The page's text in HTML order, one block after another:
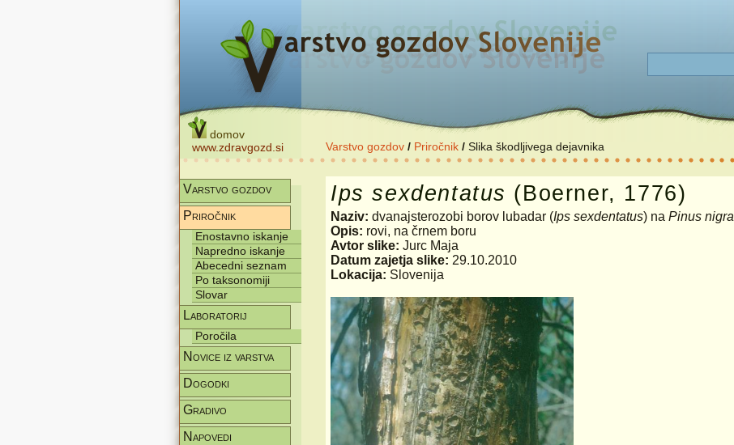
domov
www.zdravgozd.si
Varstvo gozdov / Priročnik / Slika škodljivega dejavnika
Varstvo gozdov
Priročnik
Enostavno iskanje
Napredno iskanje
Abecedni seznam
Po taksonomiji
Slovar
Laboratorij
Poročila
Novice iz varstva
Dogodki
Gradivo
Napovedi
Ips sexdentatus (Boerner, 1776)
Naziv: dvanajsterozobi borov lubadar (Ips sexdentatus) na Pinus nigra
Opis: rovi, na črnem boru
Avtor slike: Jurc Maja
Datum zajetja slike: 29.10.2010
Lokacija: Slovenija